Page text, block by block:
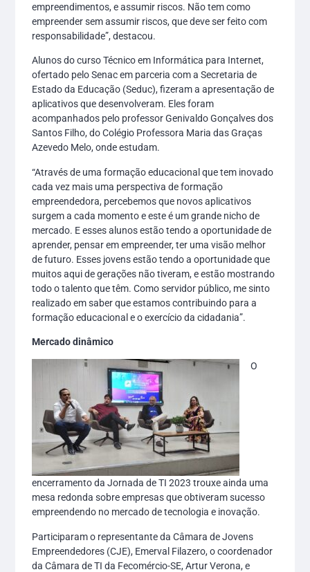
empreendimentos, e assumir riscos. Não tem como
empreender sem assumir riscos, que deve ser feito com
responsabilidade”, destacou.
Alunos do curso Técnico em Informática para Internet,
ofertado pelo Senac em parceria com a Secretaria de
Estado da Educação (Seduc), fizeram a apresentação de
aplicativos que desenvolveram. Eles foram
acompanhados pelo professor Genivaldo Gonçalves dos
Santos Filho, do Colégio Professora Maria das Graças
Azevedo Melo, onde estudam.
“Através de uma formação educacional que tem inovado
cada vez mais uma perspectiva de formação
empreendedora, percebemos que novos aplicativos
surgem a cada momento e este é um grande nicho de
mercado. E esses alunos estão tendo a oportunidade de
aprender, pensar em empreender, ter uma visão melhor
de futuro. Esses jovens estão tendo a oportunidade que
muitos aqui de gerações não tiveram, e estão mostrando
todo o talento que têm. Como servidor público, me sinto
realizado em saber que estamos contribuindo para a
formação educacional e o exercício da cidadania”.
Mercado dinâmico
O
encerramento da Jornada de TI 2023 trouxe ainda uma
mesa redonda sobre empresas que obtiveram sucesso
empreendendo no mercado de tecnologia e inovação.
Participaram o representante da Câmara de Jovens
Empreendedores (CJE), Emerval Filazero, o coordenador
da Câmara de TI da Fecomércio-SE, Artur Verona, e